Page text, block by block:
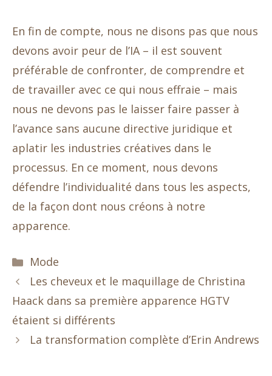
En fin de compte, nous ne disons pas que nous
devons avoir peur de l’IA – il est souvent
préférable de confronter, de comprendre et
de travailler avec ce qui nous effraie – mais
nous ne devons pas le laisser faire passer à
l’avance sans aucune directive juridique et
aplatir les industries créatives dans le
processus. En ce moment, nous devons
défendre l’individualité dans tous les aspects,
de la façon dont nous créons à notre
apparence.
Catégories
Mode
Les cheveux et le maquillage de Christina
Haack dans sa première apparence HGTV
étaient si différents
La transformation complète d’Erin Andrews